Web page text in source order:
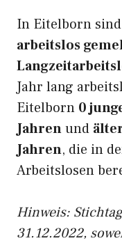
In Eitelborn
arbeitslos
Jahr lang
Eitelborn 0
Jahrenund
Jahren, die in
Arbeitslosen
Hinweis:
31.12.2022,